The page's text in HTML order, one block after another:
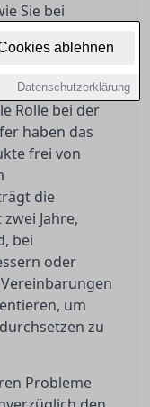
ablehnen
Datenschutzerklärung
Sie bei
durch eine
können.
Fenstern und
Rolle bei der
haben das
frei von
die
Jahre,
bei
oder
um
zu
Probleme